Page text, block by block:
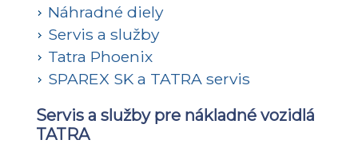
Náhradné diely
Servis a služby
Tatra Phoenix
SPAREX SK a TATRA servis
Servis a služby pre nákladné vozidlá
TATRA